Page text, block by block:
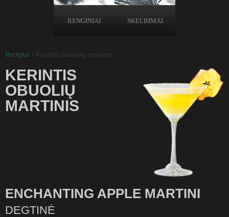
RENGINIAI SKELBIMAI
Receptai \ Kerintis obuolių martinis
KERINTIS
OBUOLIŲ
MARTINIS
ENCHANTING APPLE MARTINI
DEGTINĖ